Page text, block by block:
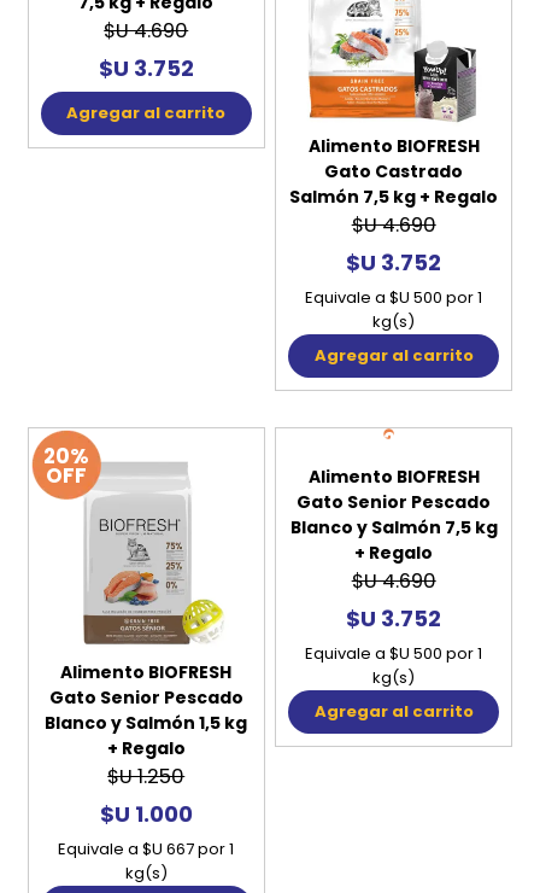
$U 4.690
$U 3.752
Agregar al carrito
Alimento BIOFRESH
Gato Castrado
Salmón 7,5 kg + Regalo
$U 4.690
$U 3.752
Equivale a $U 500 por 1
kg(s)
Agregar al carrito
20%
OFF
Alimento BIOFRESH
Gato Senior Pescado
Blanco y Salmón 1,5 kg
+ Regalo
$U 1.250
$U 1.000
Equivale a $U 667 por 1
kg(s)
20%
Alimento BIOFRESH
Gato Senior Pescado
Blanco y Salmón 7,5 kg
+ Regalo
$U 4.690
$U 3.752
Equivale a $U 500 por 1
kg(s)
Agregar al carrito